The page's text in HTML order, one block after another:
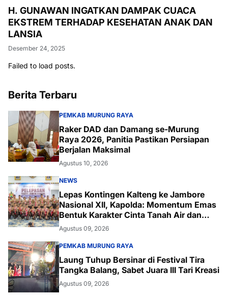
H. GUNAWAN INGATKAN DAMPAK CUACA
EKSTREM TERHADAP KESEHATAN ANAK DAN
LANSIA
Desember 24, 2025
Failed to load posts.
Berita Terbaru
PEMKAB MURUNG RAYA
Raker DAD dan Damang se-Murung
Raya 2026, Panitia Pastikan Persiapan
Berjalan Maksimal
Agustus 10, 2026
NEWS
Lepas Kontingen Kalteng ke Jambore
Nasional XII, Kapolda: Momentum Emas
Bentuk Karakter Cinta Tanah Air dan
Lingkungan
Agustus 09, 2026
PEMKAB MURUNG RAYA
Laung Tuhup Bersinar di Festival Tira
Tangka Balang, Sabet Juara III Tari Kreasi
Agustus 09, 2026